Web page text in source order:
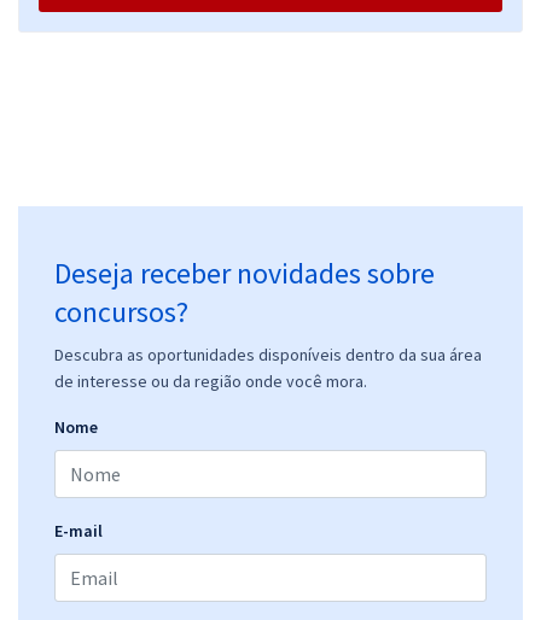
Economize R$ 59,98 (-20%)
Prefeitura de Boa Esperança - MG - Educador Infantil
ou 12x deR$29,52
Deseja receber novidades sobre
concursos?
Descubra as oportunidades disponíveis dentro da sua área
de interesse ou da região onde você mora.
Nome
E-mail